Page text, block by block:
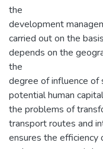
the
development
carried out on the
depends on the
the
degree of influence
potential human
the problems of
transport routes and
ensures the